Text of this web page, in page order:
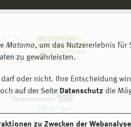
Matomo, um das Nutzererlebnis für
zu gewährleisten.
oder nicht. Ihre Entscheidung
auf der Seite Datenschutz die
zu Zwecken der